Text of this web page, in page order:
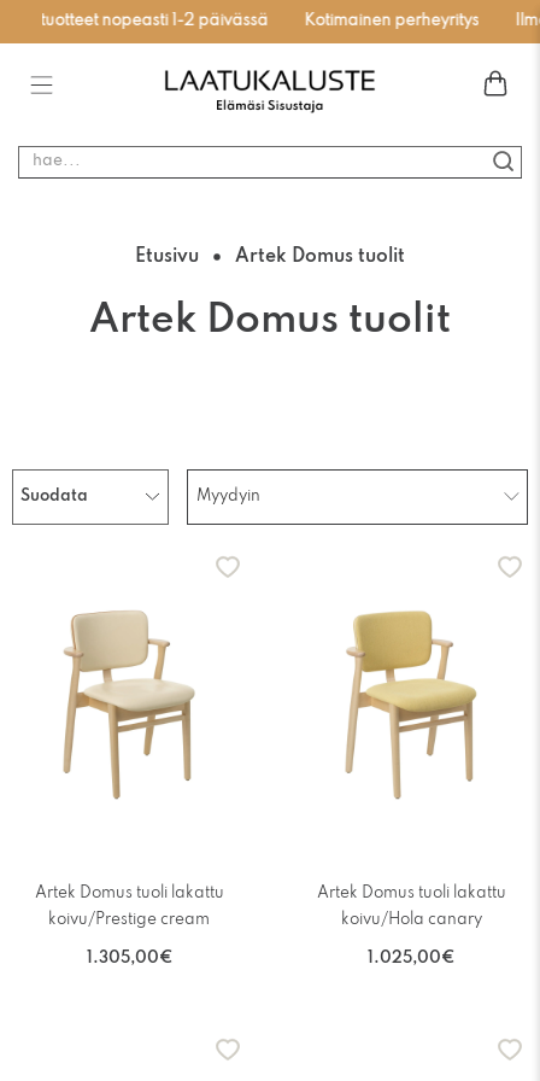
nopeasti 1-2 päivässä Kotimainen perheyritys
hae...
Etusivu Artek Domus tuolit
Artek Domus tuolit
Suodata Myydyin
Artek Domus tuoli lakattu
koivu/Prestige cream
1.305,00€
Artek Domus tuoli lakattu
koivu/Hola canary
1.025,00€